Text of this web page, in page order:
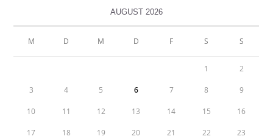
AUGUST 2026
M D M D F S S
1 2
3 4 5 6 7 8 9
10 11 12 13 14 15 16
17 18 19 20 21 22 23